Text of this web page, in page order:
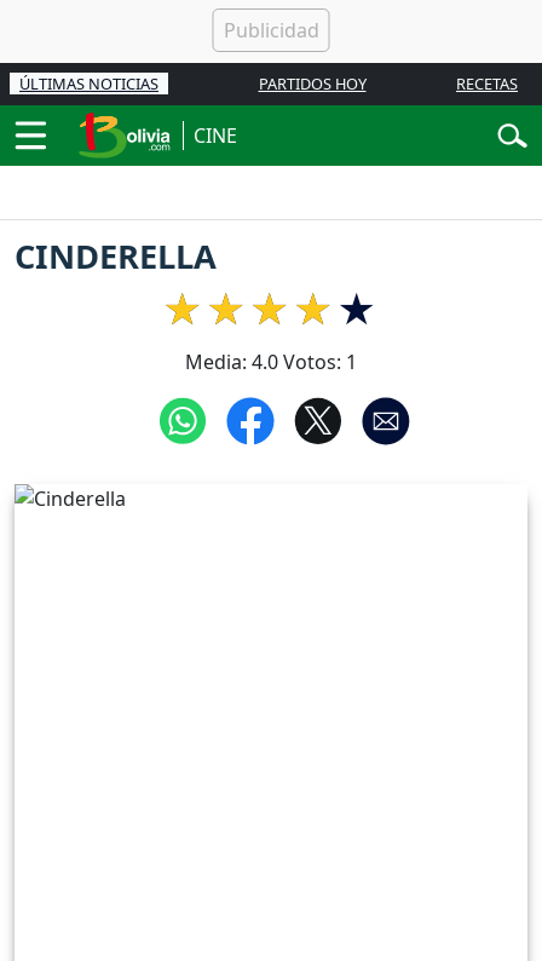
ÚLTIMAS NOTICIAS PARTIDOS HOY RECETAS
CINE
CINDERELLA
Media: 4.0Votos: 1